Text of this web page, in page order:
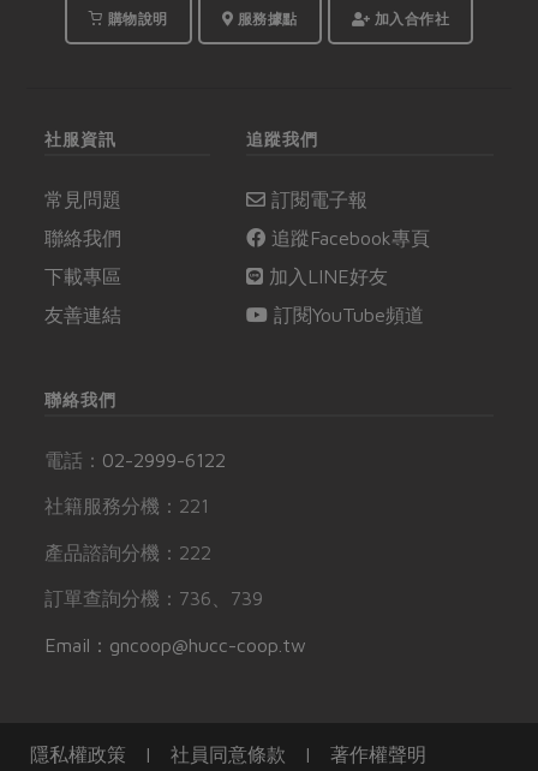
購物說明 服務據點 加入合作社
社服資訊
常見問題
聯絡我們
下載專區
友善連結
追蹤我們
訂閱電子報
追蹤Facebook專頁
加入LINE好友
訂閱YouTube頻道
聯絡我們
電話： 02-2999-6122
社籍服務分機：221
產品諮詢分機：222
訂單查詢分機：736、739
Email：gncoop@hucc-coop.tw
隱私權政策 | 社員同意條款 | 著作權聲明